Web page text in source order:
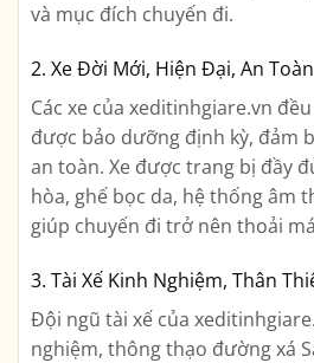
và mục đích chuyến đi.
2. Xe Đời Mới, Hiện Đại, An Toàn
Các xe của xeditinhgiare.vn
được bảo dưỡng định kỳ, đảm
an toàn. Xe được trang bị đầy
hòa, ghế bọc da, hệ thống âm
giúp chuyến đi trở nên thoải
3. Tài Xế Kinh Nghiệm, Thân
Đội ngũ tài xế của
nghiệm, thông thạo đường xá